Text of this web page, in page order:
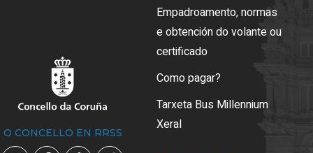
O CONCELLO EN RRSS
Empadroamento, normas
e obtención do volante ou
certificado
Como pagar?
Tarxeta Bus Millennium
Xeral